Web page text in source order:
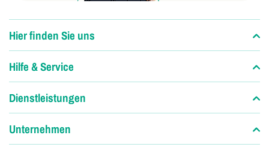
Hier finden Sie uns
Hilfe & Service
Dienstleistungen
Unternehmen